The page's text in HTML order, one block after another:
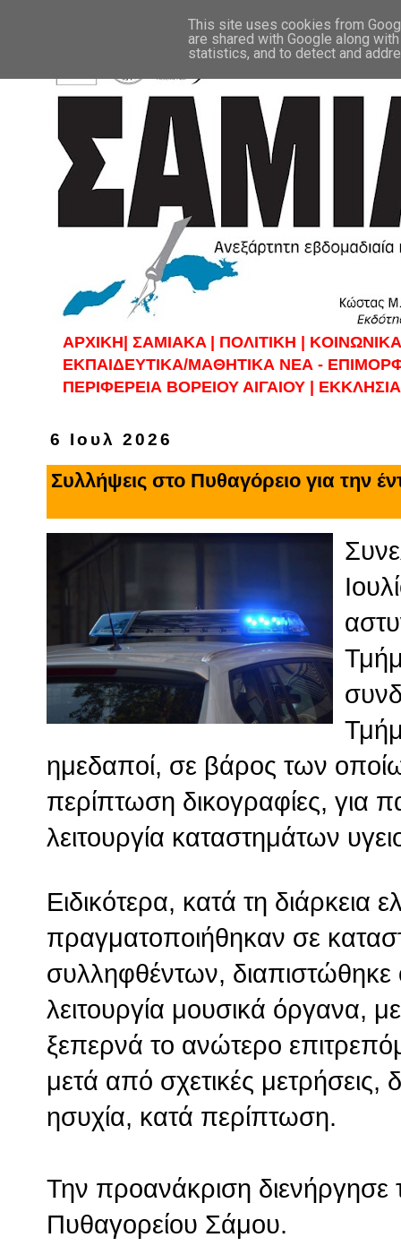
ΑΡΧΙΚΗ| ΣAMIAKA | ΠΟΛΙΤΙΚΗ |
ΕΚΠΑΙΔΕΥΤΙΚΑ/ΜΑΘΗΤΙΚΑ ΝΕΑ -
ΠΕΡΙΦΕΡΕΙΑ ΒΟΡΕΙΟΥ ΑΙΓΑΙΟΥ |
6 Ιουλ 2026
Συλλήψεις στο Πυθαγόρειο για την
ημεδαποί, σε βάρος των
περίπτωση δικογραφίες, για
λειτουργία καταστημάτων
Ειδικότερα, κατά τη διάρκεια
πραγματοποιήθηκαν σε
συλληφθέντων, διαπιστώθηκε
λειτουργία μουσικά όργανα,
ξεπερνά το ανώτερο
μετά από σχετικές μετρήσεις,
ησυχία, κατά περίπτωση.
Την προανάκριση διενήργησε
Πυθαγορείου Σάμου.
This site uses cookies from
are shared with Google along
statistics, and to detect and